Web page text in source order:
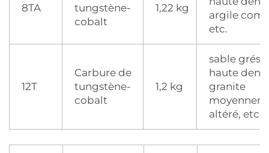
8TA
tungstène-
cobalt
1,22 kg
argile
etc.
12T
Carbure de
tungstène-
cobalt
1,2 kg
sable
haute
granite
altéré, etc.